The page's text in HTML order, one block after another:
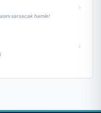
sarsacak hamle!